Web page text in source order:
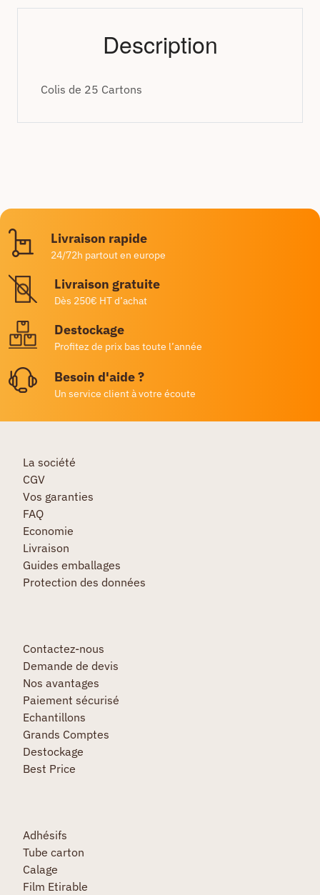
Description
Colis de 25 Cartons
Livraison rapide
24/72h partout en europe
Livraison gratuite
Dès 250€ HT d’achat
Destockage
Profitez de prix bas toute l’année
Besoin d'aide ?
Un service client à votre écoute
La société
CGV
Vos garanties
FAQ
Economie
Livraison
Guides emballages
Protection des données
Contactez-nous
Demande de devis
Nos avantages
Paiement sécurisé
Echantillons
Grands Comptes
Destockage
Best Price
Adhésifs
Tube carton
Calage
Film Etirable